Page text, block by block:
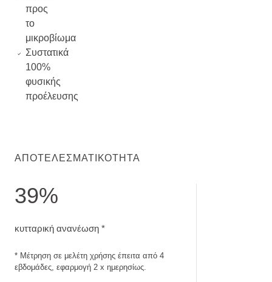
προς
το
μικροβίωμα
Συστατικά
100%
φυσικής
προέλευσης
ΑΠΟΤΕΛΕΣΜΑΤΙΚΌΤΗΤΑ
39%
κυτταρική ανανέωση *
* Μέτρηση σε μελέτη χρήσης έπειτα από 4
εβδομάδες, εφαρμογή 2 x ημερησίως.